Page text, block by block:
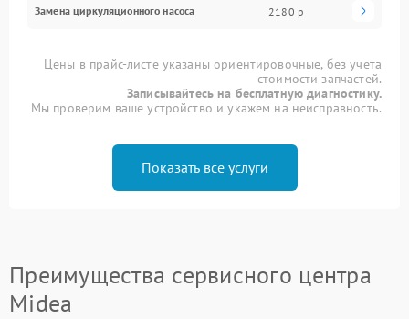
Замена циркуляционного насоса 2180 р
Цены в прайс-листе указаны ориентировочные, без учета
стоимости запчастей.
Записывайтесь на бесплатную диагностику.
Мы проверим ваше устройство и укажем на неисправность.
Показать все услуги
Преимущества сервисного центра
Midea